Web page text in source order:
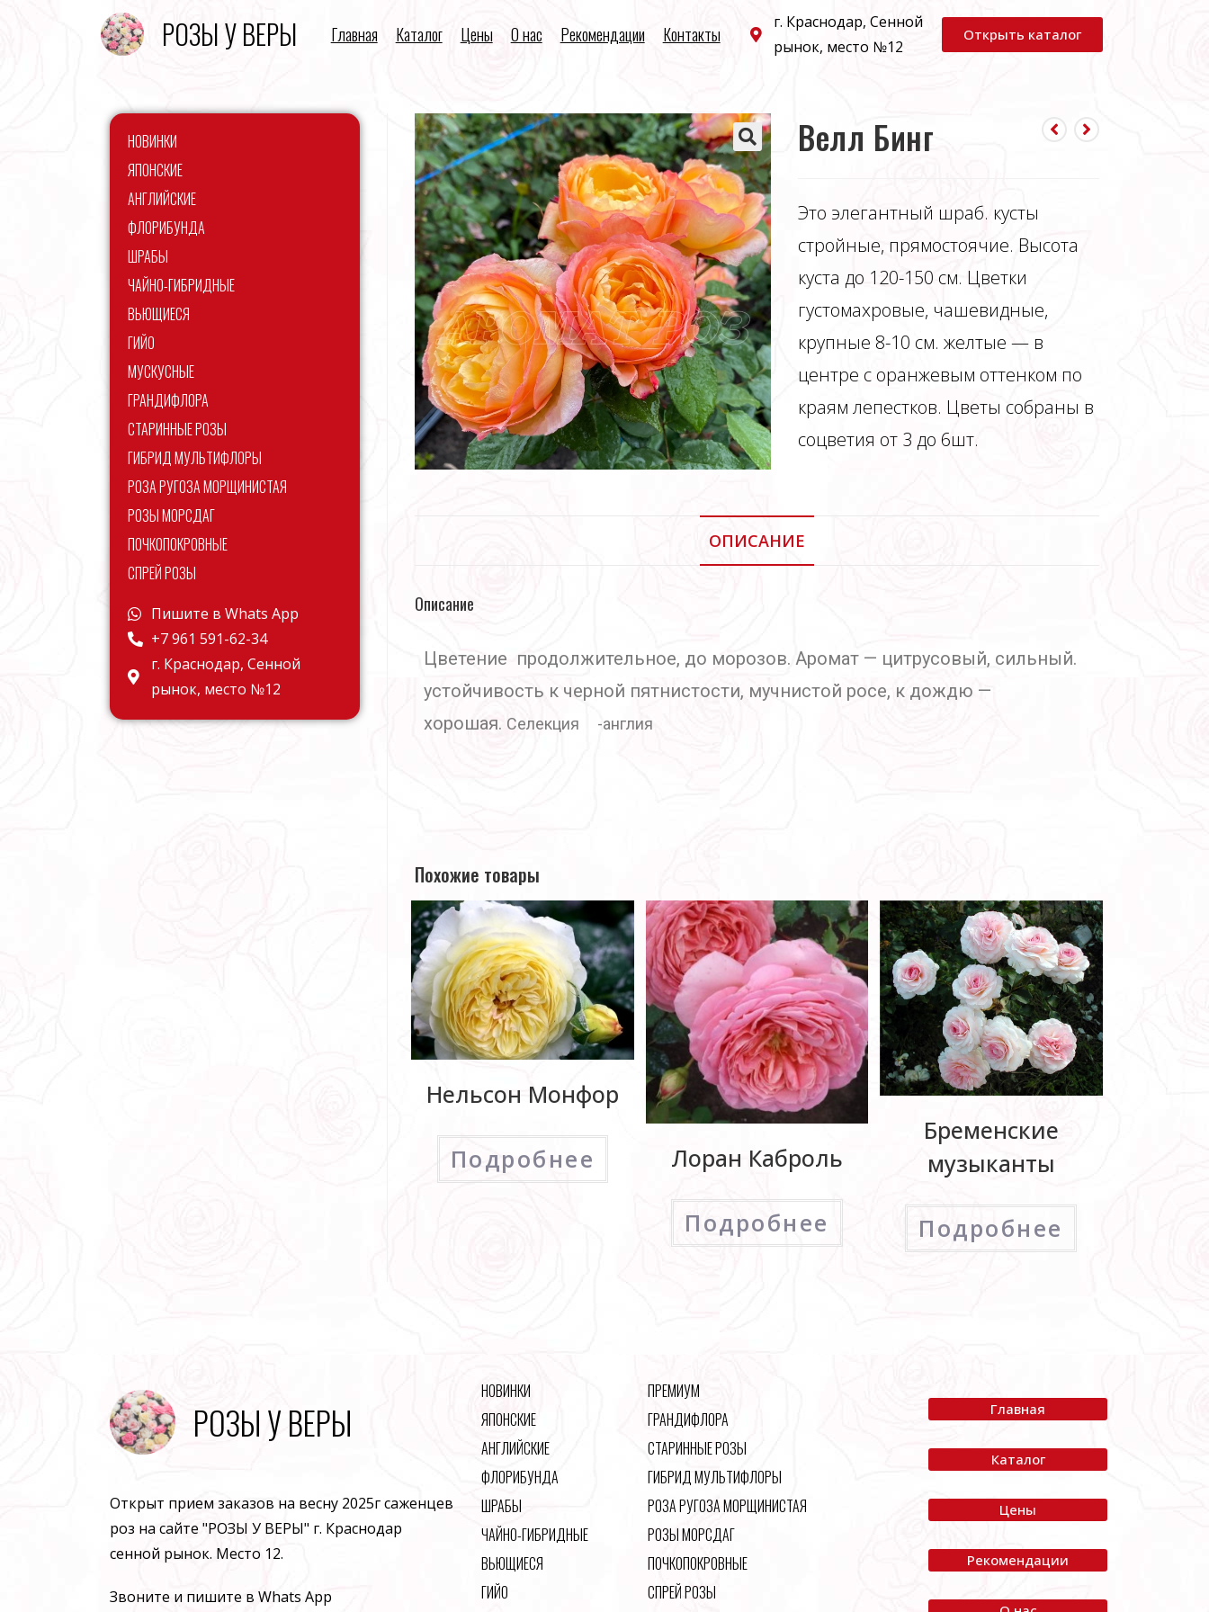
РОЗЫ У ВЕРЫ Главная Каталог Цены О нас Рекомендации Контакты
г. Краснодар, Сенной
рынок, место №12
Открыть каталог
Велл Бинг
Это элегантный шраб. кусты
стройные, прямостоячие. Высота
куста до 120-150 см. Цветки
густомахровые, чашевидные,
крупные 8-10 см. желтые — в
центре с оранжевым оттенком по
краям лепестков. Цветы собраны в
соцветия от 3 до 6шт.
ОПИСАНИЕ
Описание
Цветение продолжительное, до морозов. Аромат — цитрусовый, сильный.
устойчивость к черной пятнистости, мучнистой росе, к дождю —
хорошая. Селекция -англия
Похожие товары
Нельсон Монфор
Подробнее Лоран Каброль
Подробнее
Бременские
музыканты
Подробнее
НОВИНКИ
ЯПОНСКИЕ
АНГЛИЙСКИЕ
ФЛОРИБУНДА
ШРАБЫ
ЧАЙНО-ГИБРИДНЫЕ
ВЬЮЩИЕСЯ
ГИЙО
МУСКУСНЫЕ
ГРАНДИФЛОРА
СТАРИННЫЕ РОЗЫ
ГИБРИД МУЛЬТИФЛОРЫ
РОЗА РУГОЗА МОРЩИНИСТАЯ
РОЗЫ МОРСДАГ
ПОЧКОПОКРОВНЫЕ
СПРЕЙ РОЗЫ
Пишите в Whats App
+7 961 591-62-34
г. Краснодар, Сенной
рынок, место №12
РОЗЫ У ВЕРЫ
Открыт прием заказов на весну 2025г саженцев
роз на сайте "РОЗЫ У ВЕРЫ" г. Краснодар
сенной рынок. Место 12.
Звоните и пишите в Whats App
НОВИНКИ
ЯПОНСКИЕ
АНГЛИЙСКИЕ
ФЛОРИБУНДА
ШРАБЫ
ЧАЙНО-ГИБРИДНЫЕ
ВЬЮЩИЕСЯ
ГИЙО
ПРЕМИУМ
ГРАНДИФЛОРА
СТАРИННЫЕ РОЗЫ
ГИБРИД МУЛЬТИФЛОРЫ
РОЗА РУГОЗА МОРЩИНИСТАЯ
РОЗЫ МОРСДАГ
ПОЧКОПОКРОВНЫЕ
СПРЕЙ РОЗЫ
Главная
Каталог
Цены
Рекомендации